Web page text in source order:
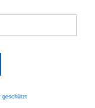
geschützt